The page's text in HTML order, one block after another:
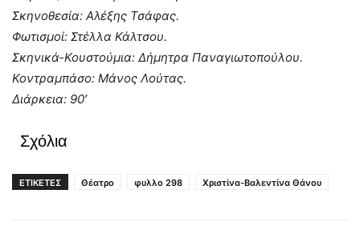
Σκηνοθεσία: Αλέξης Τσάφας.
Φωτισμοί: Στέλλα Κάλτσου.
Σκηνικά-Κουστούμια: Δήμητρα Παναγιωτοπούλου.
Κοντραμπάσο: Μάνος Λούτας.
Διάρκεια: 90′
Σχόλια
ΕΤΙΚΕΤΕΣ Θέατρο φυλλο 298 Χριστίνα-Βαλεντίνα Θάνου